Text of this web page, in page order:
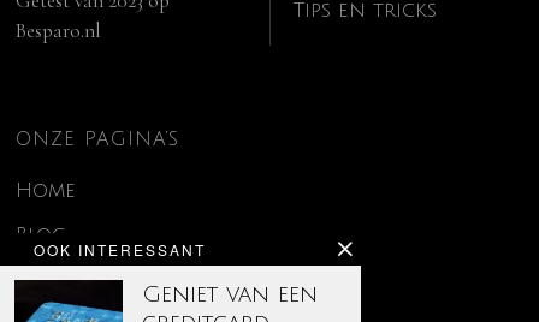
OOK INTERESSANT
Geniet van een
Besparo.nl
Tips en tricks
ONZE PAGINA’S
Home
Blog
Contact